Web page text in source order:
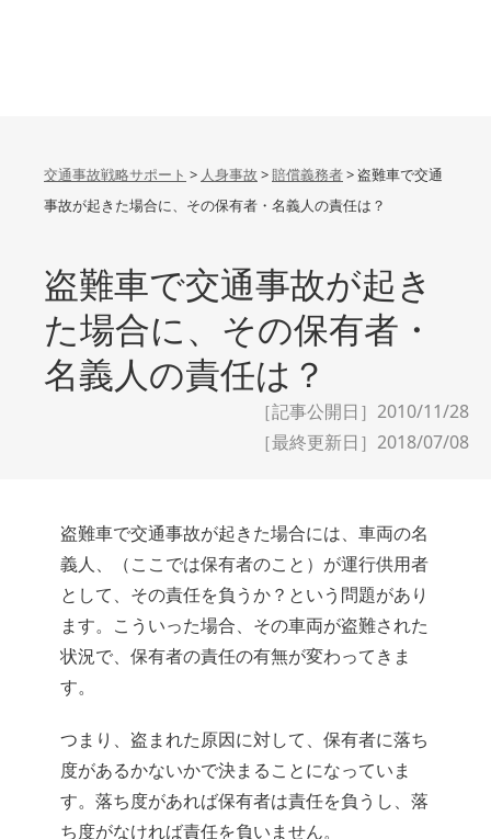
交通事故戦略サポート > 人身事故 > 賠償義務者>盗難車で交通
事故が起きた場合に、その保有者・名義人の責任は？
盗難車で交通事故が起き
た場合に、その保有者・
名義人の責任は？
［記事公開日］2010/11/28
［最終更新日］ 2018/07/08
盗難車で交通事故が起きた場合には、車両の名
義人、（ここでは保有者のこと）が運行供用者
として、その責任を負うか？という問題があり
ます。こういった場合、その車両が盗難された
状況で、保有者の責任の有無が変わってきま
す。
つまり、盗まれた原因に対して、保有者に落ち
度があるかないかで決まることになっていま
す。落ち度があれば保有者は責任を負うし、落
ち度がなければ責任を負いません。